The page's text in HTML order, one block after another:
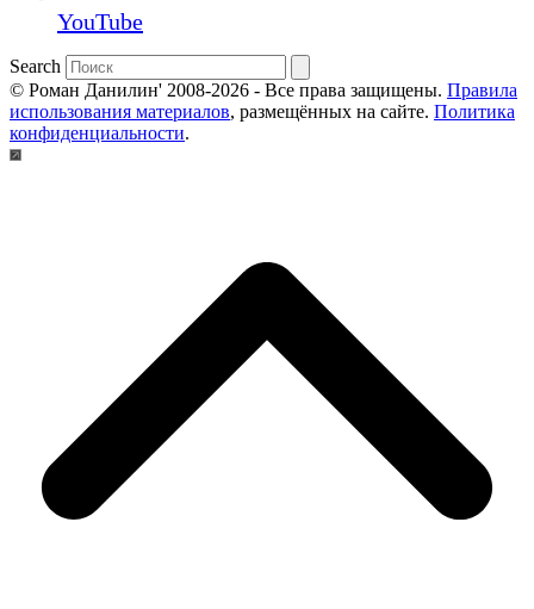
YouTube
Search
© Роман Данилин' 2008-2026 - Все права защищены. Правила
использования материалов, размещённых на сайте. Политика
конфиденциальности.